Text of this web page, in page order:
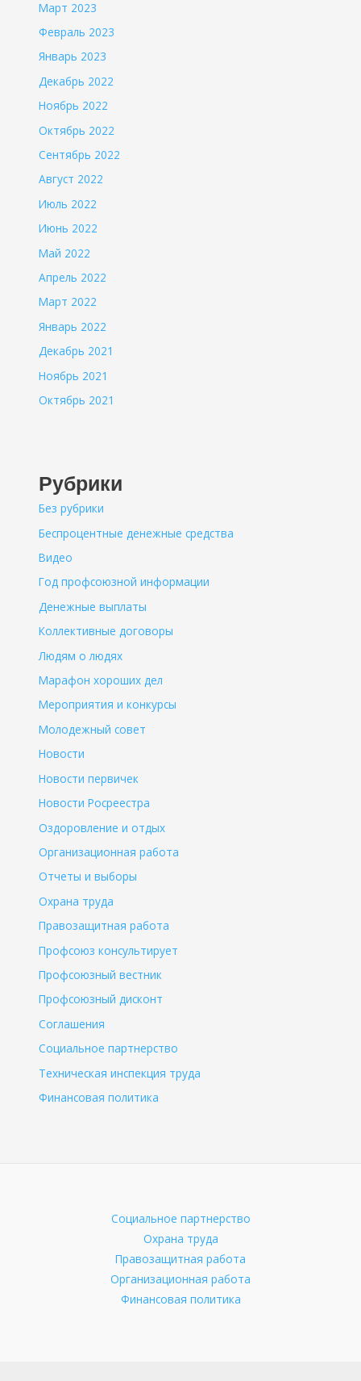
Март 2023
Февраль 2023
Январь 2023
Декабрь 2022
Ноябрь 2022
Октябрь 2022
Сентябрь 2022
Август 2022
Июль 2022
Июнь 2022
Май 2022
Апрель 2022
Март 2022
Январь 2022
Декабрь 2021
Ноябрь 2021
Октябрь 2021
Рубрики
Без рубрики
Беспроцентные денежные средства
Видео
Год профсоюзной информации
Денежные выплаты
Коллективные договоры
Людям о людях
Марафон хороших дел
Мероприятия и конкурсы
Молодежный совет
Новости
Новости первичек
Новости Росреестра
Оздоровление и отдых
Организационная работа
Отчеты и выборы
Охрана труда
Правозащитная работа
Профсоюз консультирует
Профсоюзный вестник
Профсоюзный дисконт
Соглашения
Социальное партнерство
Техническая инспекция труда
Финансовая политика
Социальное партнерство
Охрана труда
Правозащитная работа
Организационная работа
Финансовая политика